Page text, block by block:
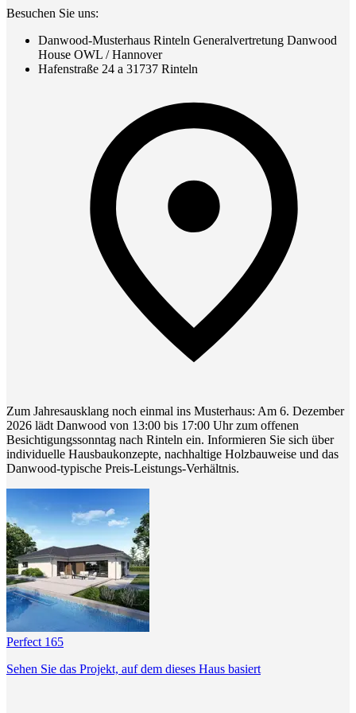
Besuchen Sie uns:
Danwood-Musterhaus Rinteln Generalvertretung Danwood
House OWL / Hannover
Hafenstraße 24 a 31737 Rinteln
Zum Jahresausklang noch einmal ins Musterhaus: Am 6. Dezember
2026 lädt Danwood von 13:00 bis 17:00 Uhr zum offenen
Besichtigungssonntag nach Rinteln ein. Informieren Sie sich über
individuelle Hausbaukonzepte, nachhaltige Holzbauweise und das
Danwood-typische Preis-Leistungs-Verhältnis.
Perfect 165
Sehen Sie das Projekt, auf dem dieses Haus basiert